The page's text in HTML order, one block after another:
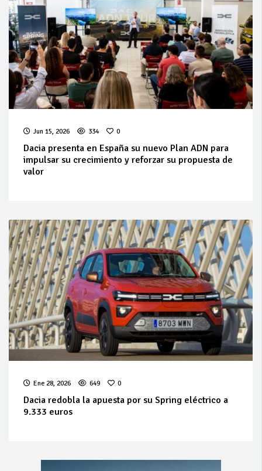
Jun 15, 2026 334 0
Dacia presenta en España su nuevo Plan ADN para
impulsar su crecimiento y reforzar su propuesta de
valor
Ene 28, 2026 649 0
Dacia redobla la apuesta por su Spring eléctrico a
9.333 euros